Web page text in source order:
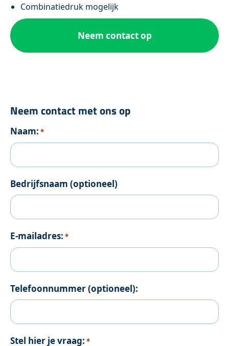
Combinatiedruk mogelijk
Neem contact op
Neem contact met ons op
Naam: *
Bedrijfsnaam (optioneel)
E-mailadres: *
Telefoonnummer (optioneel):
Stel hier je vraag: *